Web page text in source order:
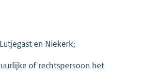
en Niekerk;
of rechtspersoon het